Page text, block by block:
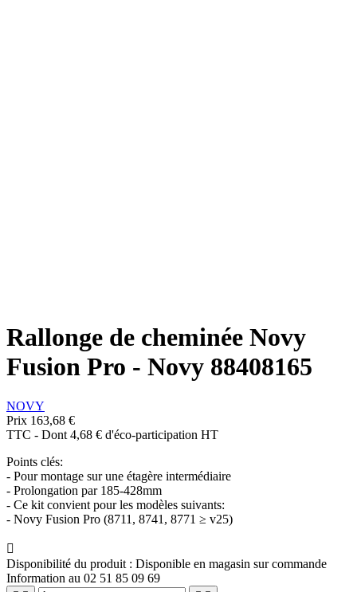
Rallonge de cheminée Novy
Fusion Pro - Novy 88408165
NOVY
Prix 163,68 €
TTC - Dont 4,68 € d'éco-participation HT
Points clés:
- Pour montage sur une étagère intermédiaire
- Prolongation par 185-428mm
- Ce kit convient pour les modèles suivants:
- Novy Fusion Pro (8711, 8741, 8771 ≥ v25)

Disponibilité du produit : Disponible en magasin sur commande
Information au 02 51 85 09 69